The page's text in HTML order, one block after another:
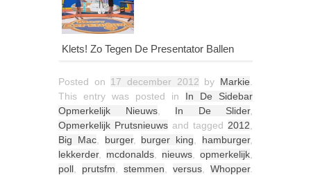
Klets! Zo Tegen De Presentator Ballen
Posted on 17 december 2012 by Markie
This entry was posted in In De Sidebar
Opmerkelijk Nieuws, In De Slider,
Opmerkelijk Prutsnieuws and tagged 2012
Big Mac, burger, burger king hamburger,
lekkerder, mcdonalds nieuws opmerkelijk
poll
prutsfm stemmen versus Whopper.